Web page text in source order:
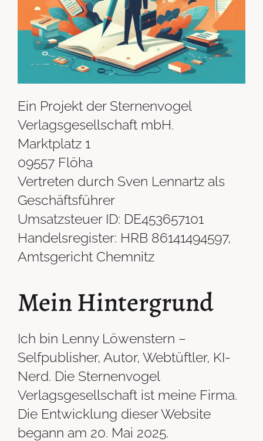
Ein Projekt der Sternenvogel
Verlagsgesellschaft mbH.
Marktplatz 1
09557 Flöha
Vertreten durch Sven Lennartz als
Geschäftsführer
Umsatzsteuer ID: DE453657101
Handelsregister: HRB 86141494597,
Amtsgericht Chemnitz
Mein Hintergrund
Ich bin Lenny Löwenstern –
Selfpublisher, Autor, Webtüftler, KI-
Nerd. Die Sternenvogel
Verlagsgesellschaft ist meine Firma.
Die Entwicklung dieser Website
begann am 20. Mai 2025.